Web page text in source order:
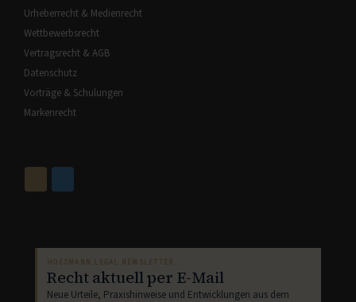
Urheberrecht & Medienrecht
Wettbewerbsrecht
Vertragsrecht & AGB
Datenschutz
Vorträge & Schulungen
Markenrecht
HOESMANN.LEGAL NEWSLETTER
Recht aktuell per E-Mail
Neue Urteile, Praxishinweise und Entwicklungen aus dem